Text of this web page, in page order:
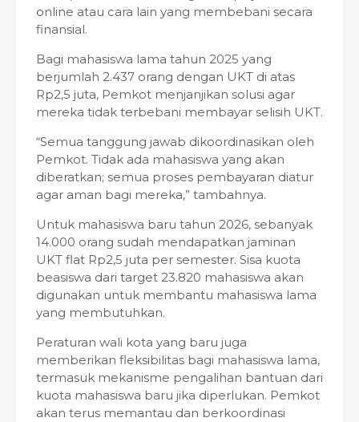
online atau cara lain yang membebani secara
finansial.
Bagi mahasiswa lama tahun 2025 yang
berjumlah 2.437 orang dengan UKT di atas
Rp2,5 juta, Pemkot menjanjikan solusi agar
mereka tidak terbebani membayar selisih UKT.
“Semua tanggung jawab dikoordinasikan oleh
Pemkot. Tidak ada mahasiswa yang akan
diberatkan; semua proses pembayaran diatur
agar aman bagi mereka,” tambahnya.
Untuk mahasiswa baru tahun 2026, sebanyak
14.000 orang sudah mendapatkan jaminan
UKT flat Rp2,5 juta per semester. Sisa kuota
beasiswa dari target 23.820 mahasiswa akan
digunakan untuk membantu mahasiswa lama
yang membutuhkan.
Peraturan wali kota yang baru juga
memberikan fleksibilitas bagi mahasiswa lama,
termasuk mekanisme pengalihan bantuan dari
kuota mahasiswa baru jika diperlukan. Pemkot
akan terus memantau dan berkoordinasi